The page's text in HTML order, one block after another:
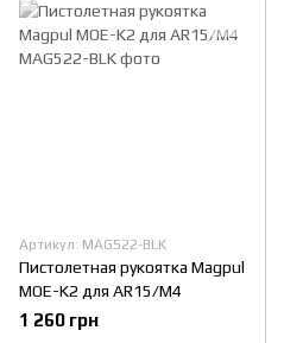
Артикул: MAG522-BLK
Пистолетная рукоятка Magpul
MOE-K2 для AR15/M4
1 260 грн